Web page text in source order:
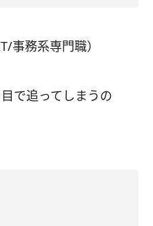
事務系専門職）
で追ってしまうの